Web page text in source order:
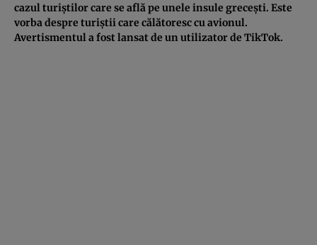
cazul turiștilor care se află pe unele insule grecești. Este
vorba despre turiștii care călătoresc cu avionul.
Avertismentul a fost lansat de un utilizator de TikTok.